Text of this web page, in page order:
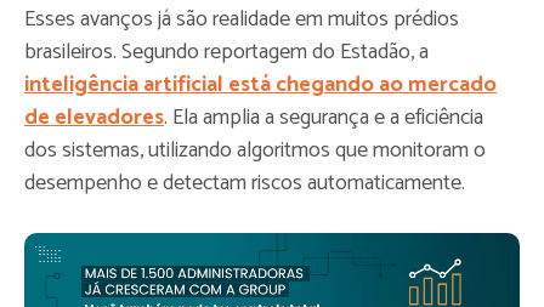
Esses avanços já são realidade em muitos prédios
brasileiros. Segundo reportagem do Estadão, a
inteligência artificial está chegando ao mercado
de elevadores. Ela amplia a segurança e a eficiência
dos sistemas, utilizando algoritmos que monitoram o
desempenho e detectam riscos automaticamente.